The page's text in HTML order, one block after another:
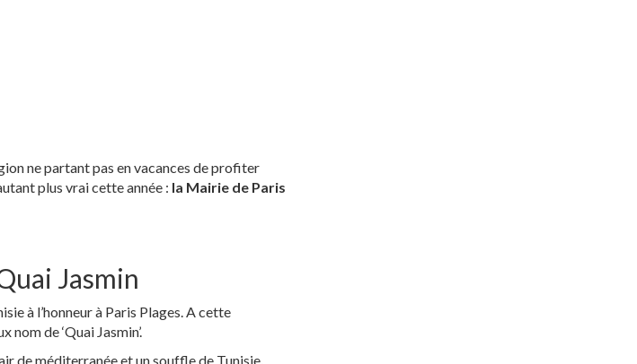
ne partant pas en vacances de profiter
plus vrai cette année : la Mairie de Paris
Jasmin
à l’honneur à Paris Plages. A cette
de ‘Quai Jasmin’.
de méditerranée et un souffle de Tunisie.